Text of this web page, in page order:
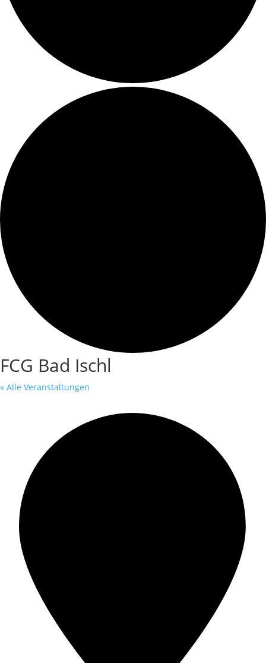
FCG Bad Ischl
« Alle Veranstaltungen